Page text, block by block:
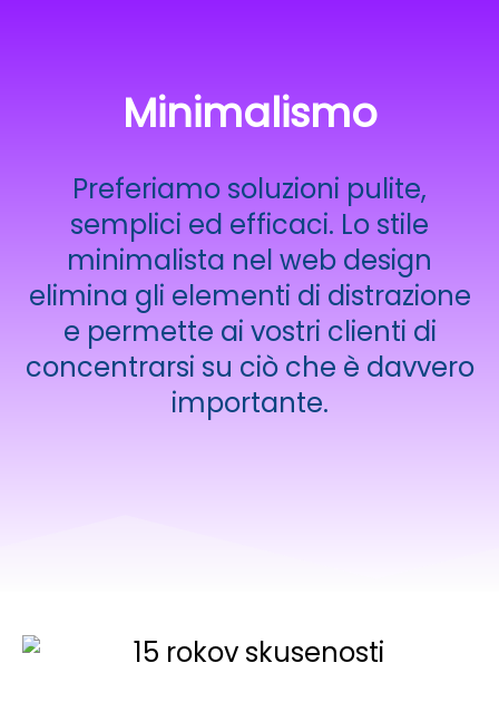
Minimalismo
Preferiamo soluzioni pulite,
semplici ed efficaci. Lo stile
minimalista nel web design
elimina gli elementi di distrazione
e permette ai vostri clienti di
concentrarsi su ciò che è davvero
importante.